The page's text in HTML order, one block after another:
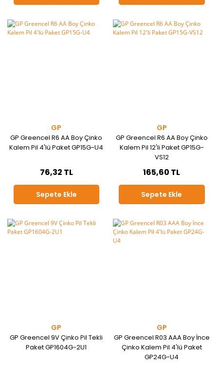
GP
GP Greencel R6 AA Boy Çinko
Kalem Pil 4'lü Paket GP15G-U4
76,32 TL
Sepete Ekle
GP
GP Greencel R6 AA Boy Çinko
Kalem Pil 12'li Paket GP15G-
VS12
165,60 TL
Sepete Ekle
GP
GP Greencel 9V Çinko Pil Tekli
Paket GP1604G-2U1
GP
GP Greencel R03 AAA Boy İnce
Çinko Kalem Pil 4'lü Paket
GP24G-U4